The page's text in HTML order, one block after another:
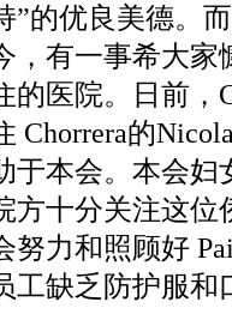
”的优良美德。
，有一事希大
的医院。日前，
Chorrera的
于本会。本会
方十分关注这
努力和照顾好
工缺乏防护服